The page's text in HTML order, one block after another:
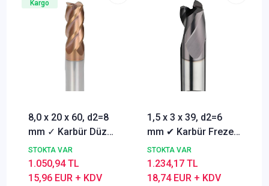
8,0 x 20 x 60, d2=8
mm ✓ Karbür Düz
Freze, Parmak freze
ucu Z=4,TiSiN
Kaplamalı
STOKTA VAR
15,96 EUR + KDV
1.050,94 TL
Kargo
1,5 x 3 x 39, d2=6
mm ✔ Karbür Freze
ucu, Z=3, Kaplamalı,
30°
STOKTA VAR
18,74 EUR + KDV
1.234,17 TL